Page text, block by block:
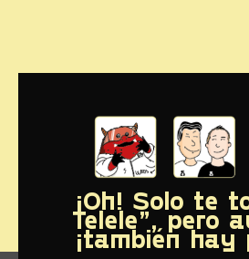
¡Oh! Solo te
Telele”, pero
¡también hay